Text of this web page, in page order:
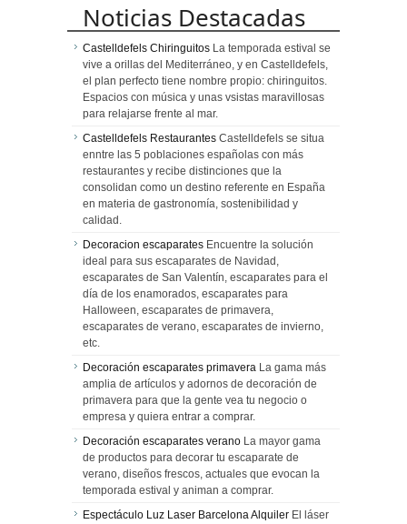
Noticias Destacadas
Castelldefels Chiringuitos La temporada estival se
vive a orillas del Mediterráneo, y en Castelldefels,
el plan perfecto tiene nombre propio: chiringuitos.
Espacios con música y unas vsistas maravillosas
para relajarse frente al mar.
Castelldefels Restaurantes Castelldefels se situa
enntre las 5 poblaciones españolas con más
restaurantes y recibe distinciones que la
consolidan como un destino referente en España
en materia de gastronomía, sostenibilidad y
calidad.
Decoracion escaparates Encuentre la solución
ideal para sus escaparates de Navidad,
escaparates de San Valentín, escaparates para el
día de los enamorados, escaparates para
Halloween, escaparates de primavera,
escaparates de verano, escaparates de invierno,
etc.
Decoración escaparates primavera La gama más
amplia de artículos y adornos de decoración de
primavera para que la gente vea tu negocio o
empresa y quiera entrar a comprar.
Decoración escaparates verano La mayor gama
de productos para decorar tu escaparate de
verano, diseños frescos, actuales que evocan la
temporada estival y animan a comprar.
Espectáculo Luz Laser Barcelona Alquiler El láser